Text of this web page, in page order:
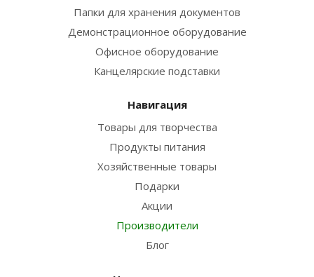
Папки для хранения документов
Демонстрационное оборудование
Офисное оборудование
Канцелярские подставки
Навигация
Товары для творчества
Продукты питания
Хозяйственные товары
Подарки
Акции
Производители
Блог